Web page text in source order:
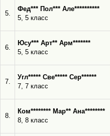
5.
Фед*** Пол*** Але**********
5, 5 класс
6.
Юсу*** Арт** Арм*******
5, 5 класс
7.
Угл***** Све***** Сер******
7, 7 класс
8.
Ком******** Мар** Ана********
8, 8 класс